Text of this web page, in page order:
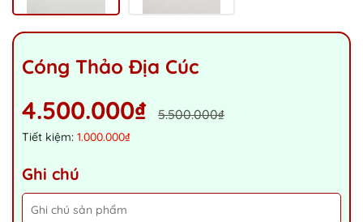
Cóng Thảo Địa Cúc
4.500.000₫ 5.500.000₫
Tiết kiệm: 1.000.000₫
Ghi chú